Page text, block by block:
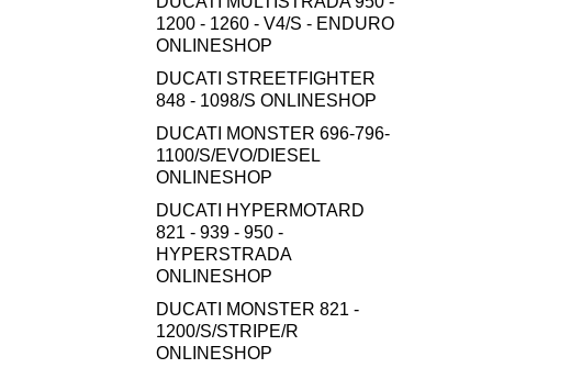
1200 - 1260 - V4/S - ENDURO
ONLINESHOP
DUCATI STREETFIGHTER
848 - 1098/S ONLINESHOP
DUCATI MONSTER 696-796-
1100/S/EVO/DIESEL
ONLINESHOP
DUCATI HYPERMOTARD
821 - 939 - 950 -
HYPERSTRADA
ONLINESHOP
DUCATI MONSTER 821 -
1200/S/STRIPE/R
ONLINESHOP